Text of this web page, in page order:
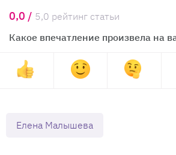
0,0 / 5,0 рейтинг статьи
Какое впечатление произвела на
Елена Малышева